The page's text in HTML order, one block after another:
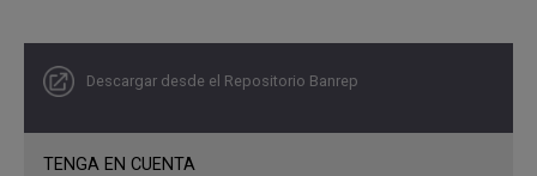
Descargar desde el Repositorio Banrep
TENGA EN CUENTA
en sus funciones con algunos dispositivos y aplicaciones.